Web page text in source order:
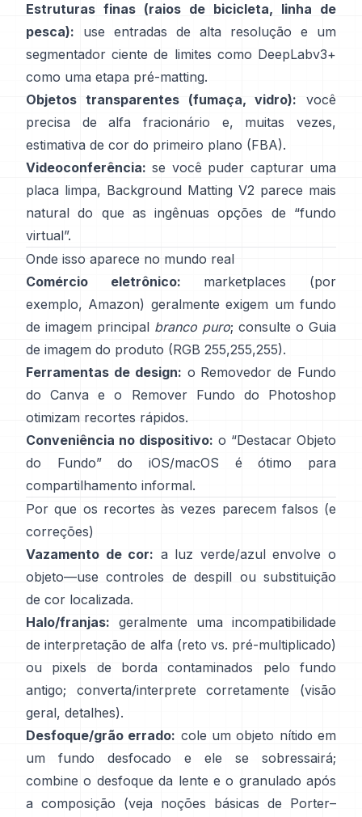
Estruturas finas (raios de bicicleta, linha de
pesca): use entradas de alta resolução e um
segmentador ciente de limites como DeepLabv3+
como uma etapa pré-matting.
Objetos transparentes (fumaça, vidro): você
precisa de alfa fracionário e, muitas vezes,
estimativa de cor do primeiro plano (FBA).
Videoconferência: se você puder capturar uma
placa limpa, Background Matting V2 parece mais
natural do que as ingênuas opções de “fundo
virtual”.
Onde isso aparece no mundo real
Comércio eletrônico: marketplaces (por
exemplo, Amazon) geralmente exigem um fundo
de imagem principal branco puro; consulte o Guia
de imagem do produto (RGB 255,255,255).
Ferramentas de design: o Removedor de Fundo
do Canva e o
Remover Fundo do Photoshop
otimizam recortes rápidos.
Conveniência no dispositivo: o “Destacar Objeto
do Fundo” do iOS/macOS é ótimo para
compartilhamento informal.
Por que os recortes às vezes parecem falsos (e
correções)
Vazamento de cor: a luz verde/azul envolve o
objeto—use controles de despill ou substituição
de cor localizada.
Halo/franjas: geralmente uma incompatibilidade
de interpretação de alfa (reto vs. pré-multiplicado)
ou pixels de borda contaminados pelo fundo
antigo; converta/interprete corretamente
(visão
geral, detalhes).
Desfoque/grão errado: cole um objeto nítido em
um fundo desfocado e ele se sobressairá;
combine o desfoque da lente e o granulado após
a composição (veja noções básicas de Porter–